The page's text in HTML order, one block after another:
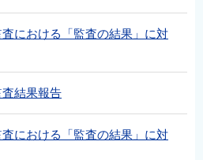
における「監査の結果」に対
結果報告
における「監査の結果」に対